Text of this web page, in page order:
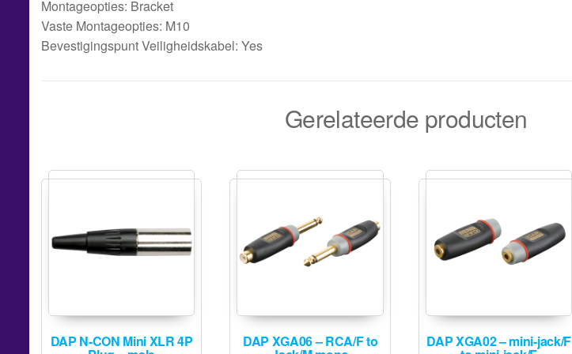
Montageopties: Bracket
Vaste Montageopties: M10
Bevestigingspunt Veiligheidskabel: Yes
Gerelateerde producten
DAP N-CON Mini XLR 4P DAP XGA06 – RCA/F to DAP XGA02 – mini-jack/F